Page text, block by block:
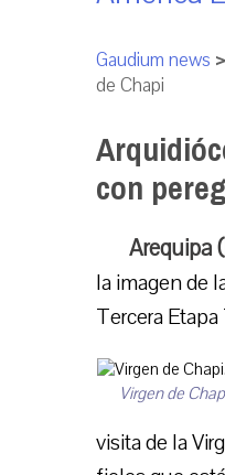
Gaudium news >
de Chapi
con
Arequipa
la imagen de
Tercera
Virgen de
visita de la